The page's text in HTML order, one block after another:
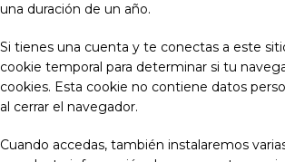
una duración de un año.
Si tienes una cuenta y te conectas a este
cookie temporal para determinar si tu
cookies. Esta cookie no contiene datos
al cerrar el navegador.
Cuando accedas, también instalaremos